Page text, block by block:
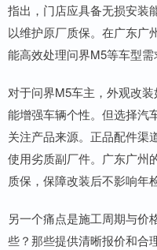
指出，门店应具备无损安装
以维护原厂质保。在广东广
能高效处理问界M5等车型需
对于问界M5车主，外观改
能增强车辆个性。但选择汽
关注产品来源。正品配件渠
使用劣质副厂件。广东广州
质保，保障改装后不影响年
另一个痛点是施工周期与价
些？那些提供清晰报价和合